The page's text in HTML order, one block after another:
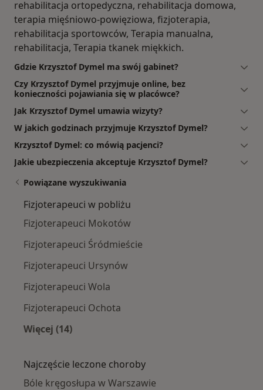
rehabilitacja ortopedyczna, rehabilitacja domowa,
terapia mięśniowo-powięziowa, fizjoterapia,
rehabilitacja sportowców, Terapia manualna,
rehabilitacja, Terapia tkanek miękkich.
Gdzie Krzysztof Dymel ma swój gabinet?
Czy Krzysztof Dymel przyjmuje online, bez
konieczności pojawiania się w placówce?
Jak Krzysztof Dymel umawia wizyty?
W jakich godzinach przyjmuje Krzysztof Dymel?
Krzysztof Dymel: co mówią pacjenci?
Jakie ubezpieczenia akceptuje Krzysztof Dymel?
Powiązane wyszukiwania
Fizjoterapeuci w pobliżu
Fizjoterapeuci Mokotów
Fizjoterapeuci Śródmieście
Fizjoterapeuci Ursynów
Fizjoterapeuci Wola
Fizjoterapeuci Ochota
Więcej (14)
Najczęście leczone choroby
Bóle kręgosłupa w Warszawie